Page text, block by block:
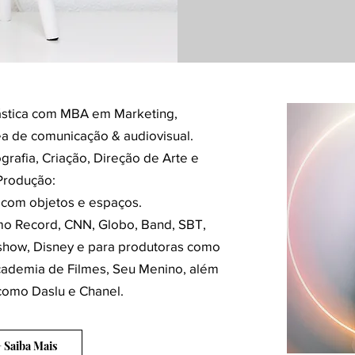
com MBA em Marketing,
de comunicação & audiovisual.
Criação, Direção de Arte e
objetos e espaços.
Record, CNN, Globo, Band, SBT,
Disney e para produtoras como
de Filmes, Seu Menino, além
Daslu e Chanel.
Saiba Mais